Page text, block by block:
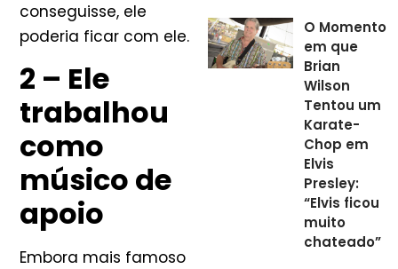
conseguisse, ele
poderia ficar com ele.
2 – Ele
trabalhou
como
músico de
apoio
Embora mais famoso
O Momento
em que
Brian
Wilson
Tentou um
Karate-
Chop em
Elvis
Presley:
“Elvis ficou
muito
chateado”